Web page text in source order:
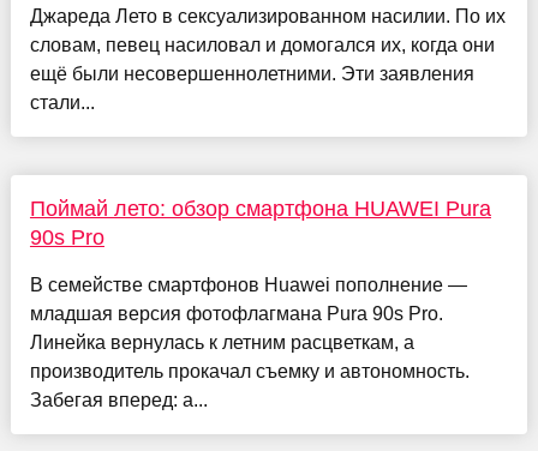
Джареда Лето в сексуализированном насилии. По их
словам, певец насиловал и домогался их, когда они
ещё были несовершеннолетними. Эти заявления
стали...
Поймай лето: обзор смартфона HUAWEI Pura
90s Pro
В семействе смартфонов Huawei пополнение —
младшая версия фотофлагмана Pura 90s Pro.
Линейка вернулась к летним расцветкам, а
производитель прокачал съемку и автономность.
Забегая вперед: а...